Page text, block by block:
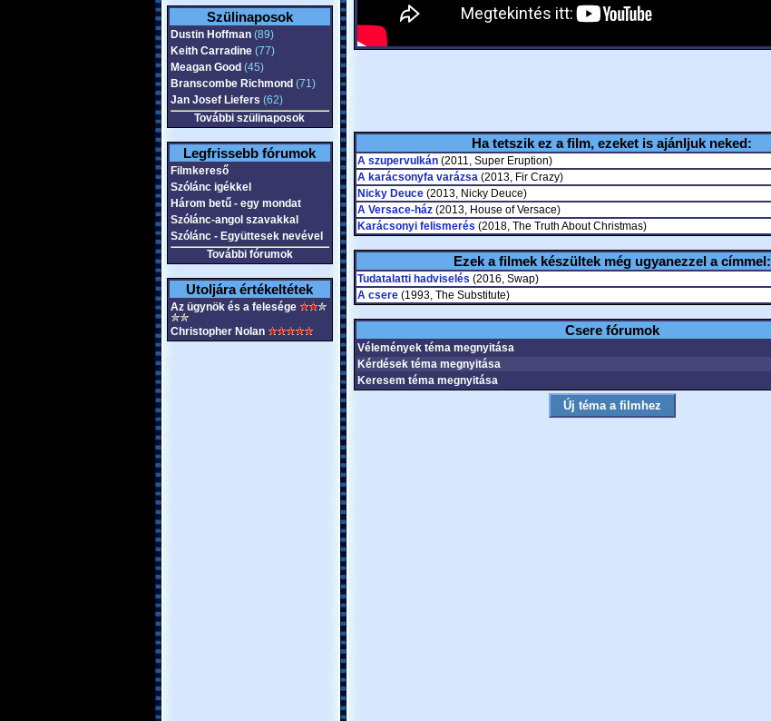
Szülinaposok
Dustin Hoffman(89)
Keith Carradine(77)
Meagan Good (45)
Branscombe Richmond (71)
Jan Josef Liefers (62)
További szülinaposok
Legfrissebb fórumok
Filmkereső
Szólánc igékkel
Három betű - egy mondat
Szólánc-angol szavakkal
Szólánc - Együttesek nevével
További fórumok
Utoljára értékeltétek
Az ügynök és a felesége
Christopher Nolan
Ha tetszik ez a film, ezeket is ajánljuk neked:
A szupervulkán(2011, Super Eruption)
A karácsonyfa varázsa(2013, Fir Crazy)
Nicky Deuce(2013, Nicky Deuce)
A Versace-ház(2013, House of Versace)
Karácsonyi felismerés (2018, The Truth About Christmas)
Ezek a filmek készültek még ugyanezzel a címmel:
Tudatalatti hadviselés (2016, Swap)
A csere(1993, The Substitute)
Csere fórumok
Vélemények téma megnyitása
Kérdések téma megnyitása
Keresem téma megnyitása